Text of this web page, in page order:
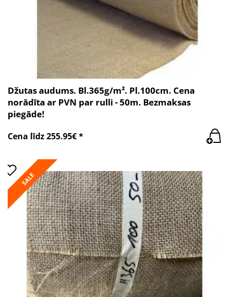
Džutas audums. Bl.365g/m². Pl.100cm. Cena
norādīta ar PVN par rulli - 50m. Bezmaksas
piegāde!
Cena līdz 255.95€ *
SALE